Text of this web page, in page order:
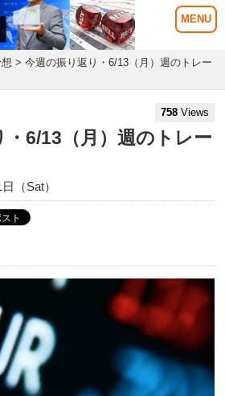
> 今週の振り返り・6/13（月）週のトレー
758 Views
6/13（月）週のトレー
（Sat）